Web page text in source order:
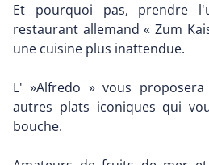
Et pourquoi pas, prendre
restaurant allemand « Zum
une cuisine plus inattendue.
L' »Alfredo » vous
autres plats iconiques qui
bouche.